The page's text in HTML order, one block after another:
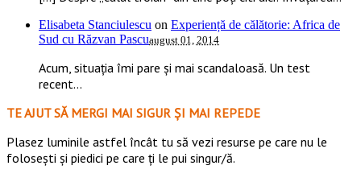
Elisabeta Stanciulescu on Experiență de călătorie: Africa de
Sud cu Răzvan Pascuaugust 01, 2014
Acum, situația îmi pare și mai scandaloasă. Un test
recent...
TE AJUT SĂ MERGI MAI SIGUR ȘI MAI REPEDE
​​Plasez luminile astfel încât tu să vezi resurse pe care nu le
folosești și piedici pe care ți le pui singur/ă.